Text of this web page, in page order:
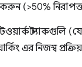
(>50%
স্ট্যাকগুলি
এর নিজস্ব